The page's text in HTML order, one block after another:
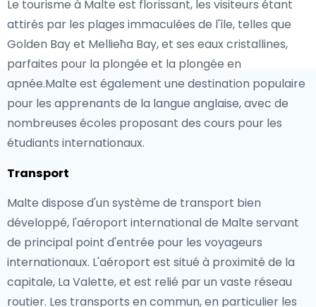
Le tourisme à Malte est florissant, les visiteurs étant
attirés par les plages immaculées de l'île, telles que
Golden Bay et Mellieħa Bay, et ses eaux cristallines,
parfaites pour la plongée et la plongée en
apnée.Malte est également une destination populaire
pour les apprenants de la langue anglaise, avec de
nombreuses écoles proposant des cours pour les
étudiants internationaux.
Transport
Malte dispose d'un système de transport bien
développé, l'aéroport international de Malte servant
de principal point d'entrée pour les voyageurs
internationaux. L'aéroport est situé à proximité de la
capitale, La Valette, et est relié par un vaste réseau
routier. Les transports en commun, en particulier les